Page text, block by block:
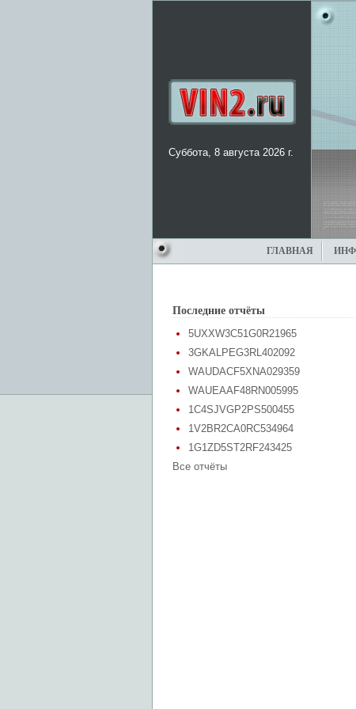
Суббота, 8 августа 2026 г.
ГЛАВНАЯ
Последние отчёты
5UXXW3C51G0R21965
3GKALPEG3RL402092
WAUDACF5XNA029359
WAUEAAF48RN005995
1C4SJVGP2PS500455
1V2BR2CA0RC534964
1G1ZD5ST2RF243425
Все отчёты